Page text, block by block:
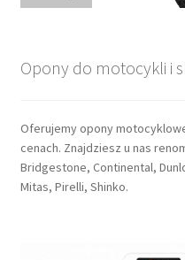
Opony do motocykli i
Oferujemy opony
cenach. Znajdziesz u nas
Bridgestone, Continental,
Mitas, Pirelli, Shinko.